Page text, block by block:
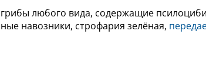
любого вида, содержащие
навозники, строфария зелёная,